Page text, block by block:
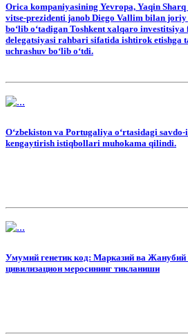
Orica kompaniyasining Yevropa, Yaqin
vitse-prezidenti janob Diego Vallim bilan
bo‘lib o‘tadigan Toshkent xalqaro
delegatsiyasi rahbari sifatida ishtirok etishga
uchrashuv bo‘lib o‘tdi.
O‘zbekiston va Portugaliya o‘rtasidagi
kengaytirish istiqbollari muhokama qilindi.
Умумий генетик код: Марказий ва
цивилизацион меросининг тикланиши